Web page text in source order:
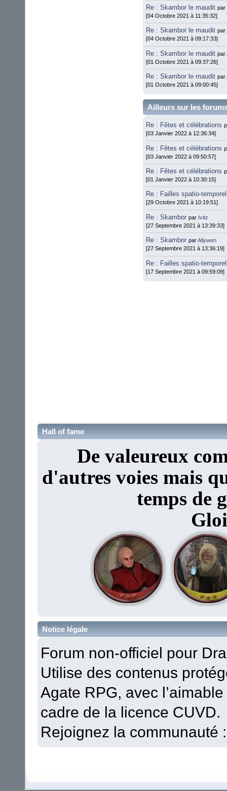
Re : Skambor le maudit par
[04 Octobre 2021 à 11:35:32]
Re : Skambor le maudit par
[04 Octobre 2021 à 09:17:33]
Re : Skambor le maudit par
[01 Octobre 2021 à 09:37:26]
Re : Skambor le maudit par
[01 Octobre 2021 à 09:00:45]
Ailleurs sur les
Re : Fêtes et célébrations
[03 Janvier 2022 à 12:36:34]
Re : Fêtes et célébrations
[03 Janvier 2022 à 09:50:57]
Re : Fêtes et célébrations
[01 Janvier 2022 à 10:30:15]
Re : Failles spatio-
[29 Octobre 2021 à 10:19:51]
Re : Skambor par Ivitz
[27 Septembre 2021 à 13:39:33]
Re : Skambor parAllywen
[27 Septembre 2021 à 13:36:19]
Re : Failles spatio-
[17 Septembre 2021 à 09:59:09]
Hall of fame
De valeureux
d'autres voies mais
temps de
Notice légale
Forum non-officiel pour
Utilise des contenus
Agate RPG, avec
cadre de la licence CUVD.
Rejoignez la communauté